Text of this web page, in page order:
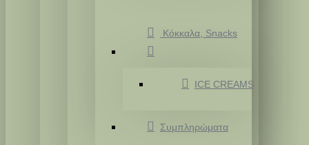
Κόκκαλα, Snacks
ICE CREAMS
Συμπληρώματα